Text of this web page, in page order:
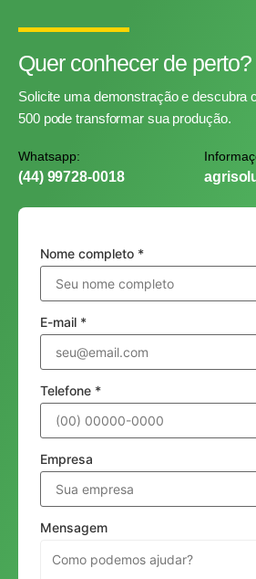
Nome completo *
E-mail *
Telefone *
Empresa
Mensagem
Quer conhecer de perto?
Solicite uma demonstração e descubra
500 pode transformar sua produção.
Whatsapp:
(44) 99728-0018